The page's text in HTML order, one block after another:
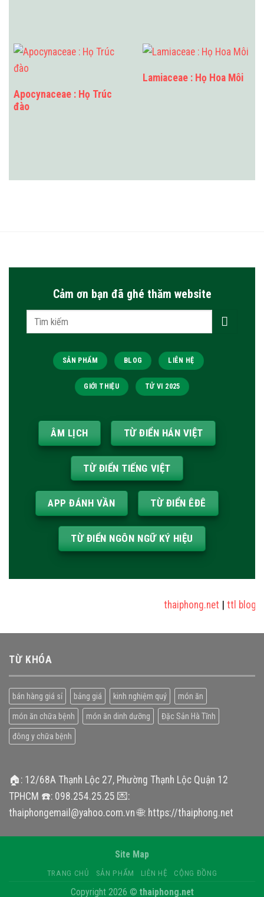
Apocynaceae : Họ Trúc
đào
Lamiaceae : Họ Hoa Môi
Cảm ơn bạn đã ghé thăm website
Tìm
kiếm:
SẢN PHẨM BLOG LIÊN HỆ
GIỚI THIỆU TỬ VI 2025
ÂM LỊCH TỪ ĐIỂN HÁN VIỆT
TỪ ĐIỂN TIẾNG VIỆT
APP ĐÁNH VẦN TỪ ĐIỂN ÊĐÊ
TỪ ĐIỂN NGÔN NGỮ KÝ HIỆU
thaiphong.net| ttl blog|
TỪ KHÓA
bán hàng giá sỉ bảng giá kinh nghiệm quý món ăn
món ăn chữa bệnh món ăn dinh dưỡng Đặc Sản Hà Tĩnh
đông y chữa bệnh
🏠: 12/68A Thạnh Lộc 27, Phường Thạnh Lộc Quận 12
TPHCM ☎️: 098.254.25.25 💌:
thaiphongemail@yahoo.com.vn 🌐: https://thaiphong.net
Site Map
TRANG CHỦ SẢN PHẨM LIÊN HỆ CỘNG ĐỒNG
Copyright 2026 © thaiphong.net